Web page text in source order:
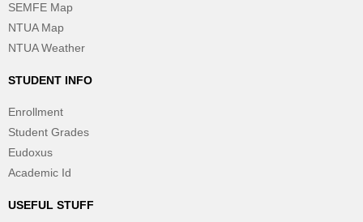
SEMFE Map
NTUA Map
NTUA Weather
STUDENT INFO
Enrollment
Student Grades
Eudoxus
Academic Id
USEFUL STUFF